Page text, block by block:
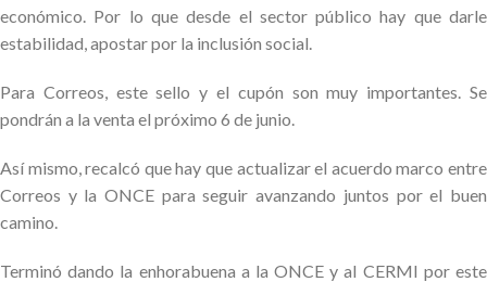
económico. Por lo que desde el sector público hay que darle
estabilidad, apostar por la inclusión social.
Para Correos, este sello y el cupón son muy importantes. Se
pondrán a la venta el próximo 6 de junio.
Así mismo, recalcó que hay que actualizar el acuerdo marco entre
Correos y la ONCE para seguir avanzando juntos por el buen
camino.
Terminó dando la enhorabuena a la ONCE y al CERMI por este